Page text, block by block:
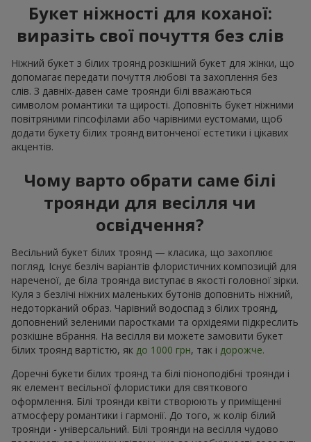
Букет ніжності для коханої:
виразіть свої почуття без слів
Ніжний букет з білих троянд розкішний букет для жінки, що
допомагає передати почуття любові та захоплення без
слів. З давніх-давен саме троянди білі вважаються
символом романтики та щирості. Доповніть букет ніжними
повітряними гіпсофілами або чарівними еустомами, щоб
додати букету білих троянд витонченої естетики і цікавих
акцентів.
Чому варто обрати саме білі
троянди для весілля чи
освідчення?
Весільний букет білих троянд — класика, що захоплює
погляд. Існує безліч варіантів флористичних композицій для
нареченої, де біла троянда виступає в якості головної зірки.
Куля з безлічі ніжних маленьких бутонів доповнить ніжний,
недоторканий образ. Чарівний водоспад з білих троянд,
доповнений зеленими паростками та орхідеями підкреслить
розкішне вбрання. На весілля ви можете замовити букет
білих троянд вартістю, як до 1000 грн, так і дорожче.
Доречні букети білих троянд та білі піоноподібні троянди і
як елемент весільної флористики для святкового
оформлення. Білі троянди квіти створюють у приміщенні
атмосферу романтики і гармонії. До того, ж колір білий
троянди - універсальний. Білі троянди на весілля чудово